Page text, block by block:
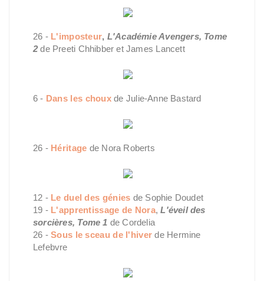
26 - L'imposteur, L'Académie Avengers, Tome
2de Preeti Chhibber et James Lancett
6 - Dans les choux de Julie-Anne Bastard
26 - Héritage de Nora Roberts
12 - Le duel des génies de Sophie Doudet
19 - L'apprentissage de Nora,L'éveil des
sorcières, Tome 1 de Cordelia
26 -Sous le sceau de l'hiver de Hermine
Lefebvre